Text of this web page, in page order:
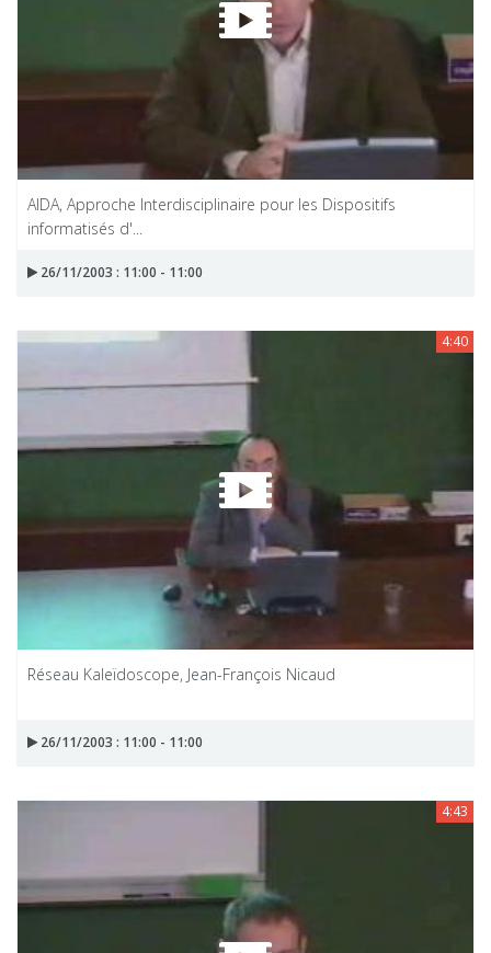
AIDA, Approche Interdisciplinaire pour les Dispositifs
informatisés d'...
26/11/2003 : 11:00 - 11:00
4:40
Réseau Kaleïdoscope, Jean-François Nicaud
26/11/2003 : 11:00 - 11:00
4:43